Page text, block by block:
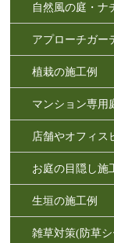
自然風の庭・ナ
アプローチガー
植栽の施工例
マンション専用
店舗やオフィス
お庭の目隠し施
生垣の施工例
雑草対策(防草